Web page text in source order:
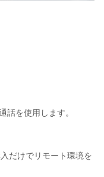
話を使用します。
だけでリモート環境を